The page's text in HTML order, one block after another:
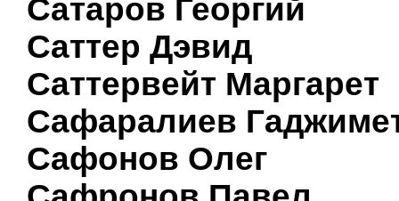
Сатаров Георгий
Саттер Дэвид
Саттервейт Маргарет
Сафаралиев
Сафонов Олег